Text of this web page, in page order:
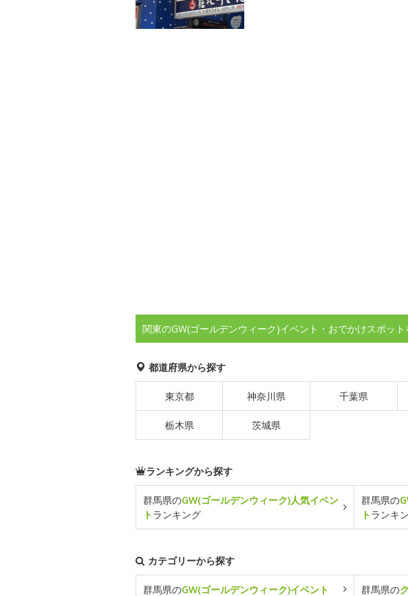
関東のGW(ゴールデンウィーク)イベント・おでかけスポット
都道府県から探す
東京都 神奈川県 千葉県
栃木県 茨城県
ランキングから探す
群馬県のGW(ゴールデンウィーク)人気イベン
トランキング
群馬県の
トランキ
カテゴリーから探す
群馬県のGW(ゴールデンウィーク)イベント 群馬県の